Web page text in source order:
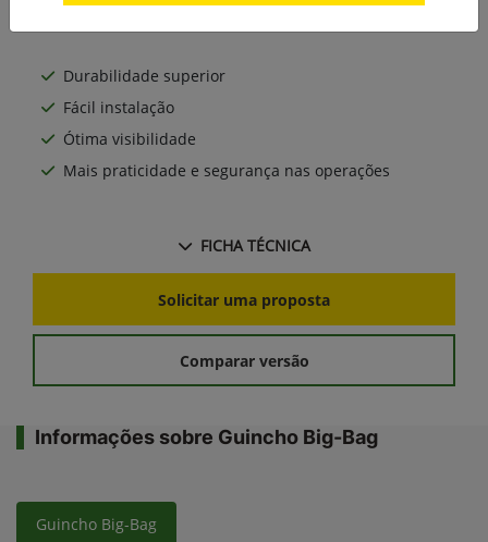
Durabilidade superior
Fácil instalação
Ótima visibilidade
Mais praticidade e segurança nas operações
FICHA TÉCNICA
Solicitar uma proposta
Comparar versão
Informações sobre Guincho Big-Bag
Guincho Big-Bag